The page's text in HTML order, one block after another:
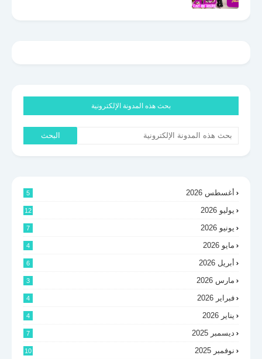
بحث هذه المدونة الإلكترونية
أغسطس 2026 5
يوليو 2026 12
يونيو 2026 7
مايو 2026 4
أبريل 2026 6
مارس 2026 3
فبراير 2026 4
يناير 2026 4
ديسمبر 2025 7
نوفمبر 2025 10